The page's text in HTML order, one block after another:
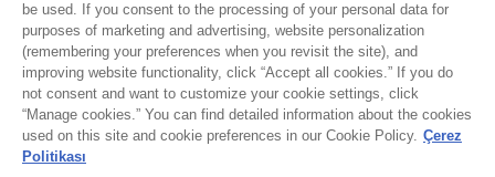
be used. If you consent to the processing of your personal data for
purposes of marketing and advertising, website personalization
(remembering your preferences when you revisit the site), and
improving website functionality, click “Accept all cookies.” If you do
not consent and want to customize your cookie settings, click
“Manage cookies.” You can find detailed information about the cookies
used on this site and cookie preferences in our Cookie Policy. Çerez
Politikası